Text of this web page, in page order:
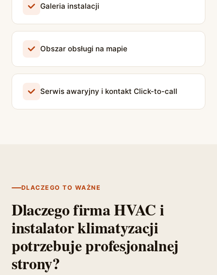
Galeria instalacji
Obszar obsługi na mapie
Serwis awaryjny i kontakt Click-to-call
DLACZEGO TO WAŻNE
Dlaczego firma HVAC i
instalator klimatyzacji
potrzebuje profesjonalnej
strony?